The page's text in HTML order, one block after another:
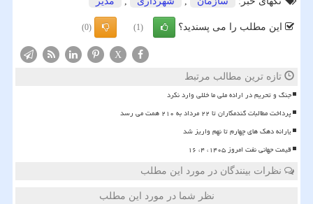
این مطلب را می پسندید؟ (1)
(0)
X
تازه ترین مطالب مرتبط
جنگ و تحریم در اراده ملی ما خللی وارد نکرد
پرداخت مطالبات گندمکاران تا ۲۲ مرداد به ۲۱۰ همت می رسد
یارانه دهک های چهارم تا نهم واریز شد
قیمت جهانی نفت امروز ۱۴۰۵، ۴، ۱۶
نظرات بینندگان در مورد این مطلب
نظر شما در مورد این مطلب